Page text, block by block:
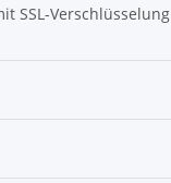
SSL-Verschlüsselung